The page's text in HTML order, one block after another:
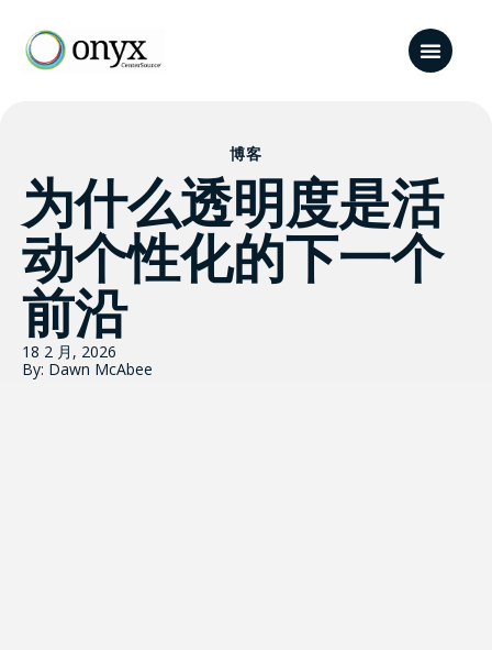
博客
为什么透明度是活
动个性化的下一个
前沿
18 2 月, 2026
By: Dawn McAbee